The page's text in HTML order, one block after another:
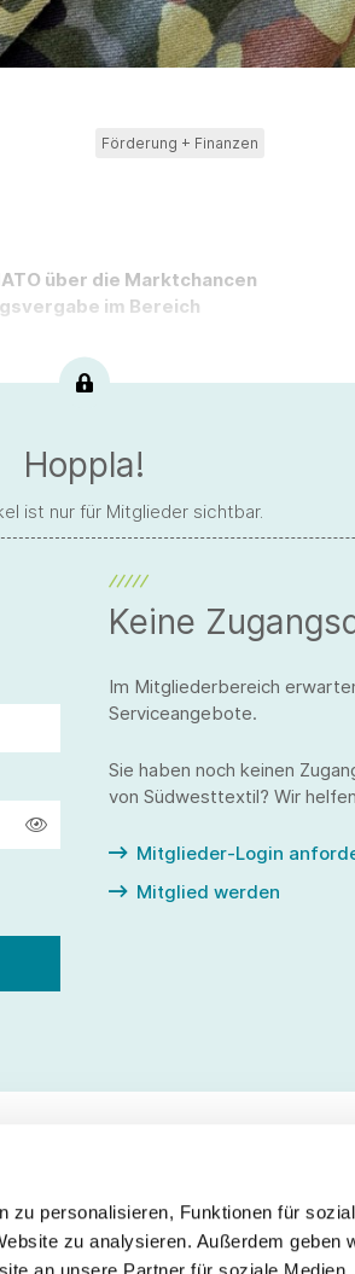
zu personalisieren, Funktionen für
zu analysieren. Außerdem geben
Förderung + Finanzen
über die Marktchancen
im Bereich
Hoppla!
ist nur für Mitglieder sichtbar.
Keine
Im Mitgliederbereich
Serviceangebote.
Sie haben noch keinen
von Südwesttextil? Wir
Mitglieder-Login
Mitglied werden